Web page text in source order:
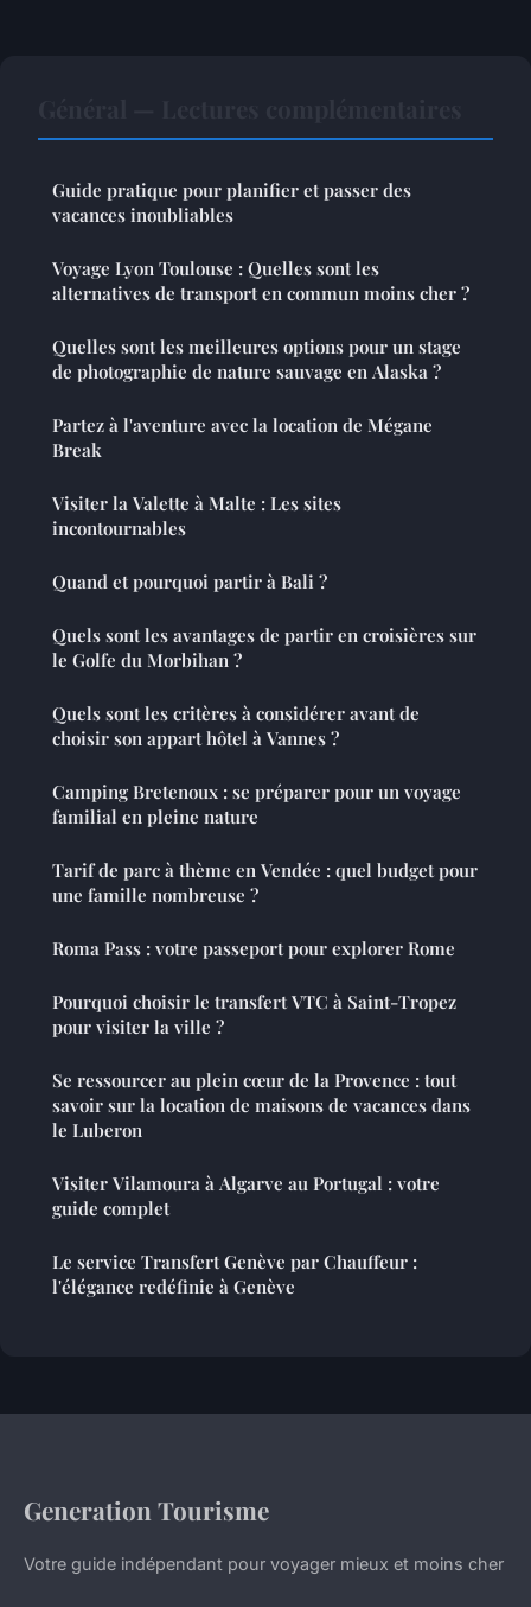
Guide pratique pour planifier et passer des
vacances inoubliables
Voyage Lyon Toulouse : Quelles sont les
alternatives de transport en commun moins cher ?
Quelles sont les meilleures options pour un stage
de photographie de nature sauvage en Alaska ?
Partez à l'aventure avec la location de Mégane
Break
Visiter la Valette à Malte : Les sites
incontournables
Quand et pourquoi partir à Bali ?
Quels sont les avantages de partir en croisières sur
le Golfe du Morbihan ?
Quels sont les critères à considérer avant de
choisir son appart hôtel à Vannes ?
Camping Bretenoux : se préparer pour un voyage
familial en pleine nature
Tarif de parc à thème en Vendée : quel budget pour
une famille nombreuse ?
Roma Pass : votre passeport pour explorer Rome
Pourquoi choisir le transfert VTC à Saint-Tropez
pour visiter la ville ?
Se ressourcer au plein cœur de la Provence : tout
savoir sur la location de maisons de vacances dans
le Luberon
Visiter Vilamoura à Algarve au Portugal : votre
guide complet
Le service Transfert Genève par Chauffeur :
l'élégance redéfinie à Genève
Generation Tourisme
Votre guide indépendant pour voyager mieux et moins cher